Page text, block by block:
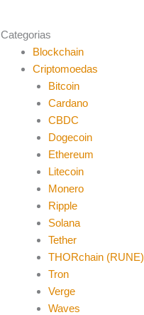
Categorias
Blockchain
Criptomoedas
Bitcoin
Cardano
CBDC
Dogecoin
Ethereum
Litecoin
Monero
Ripple
Solana
Tether
THORchain (RUNE)
Tron
Verge
Waves